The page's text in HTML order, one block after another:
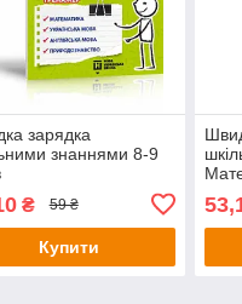
зарядка
знаннями 8-9
₴ 59 ₴
Купити